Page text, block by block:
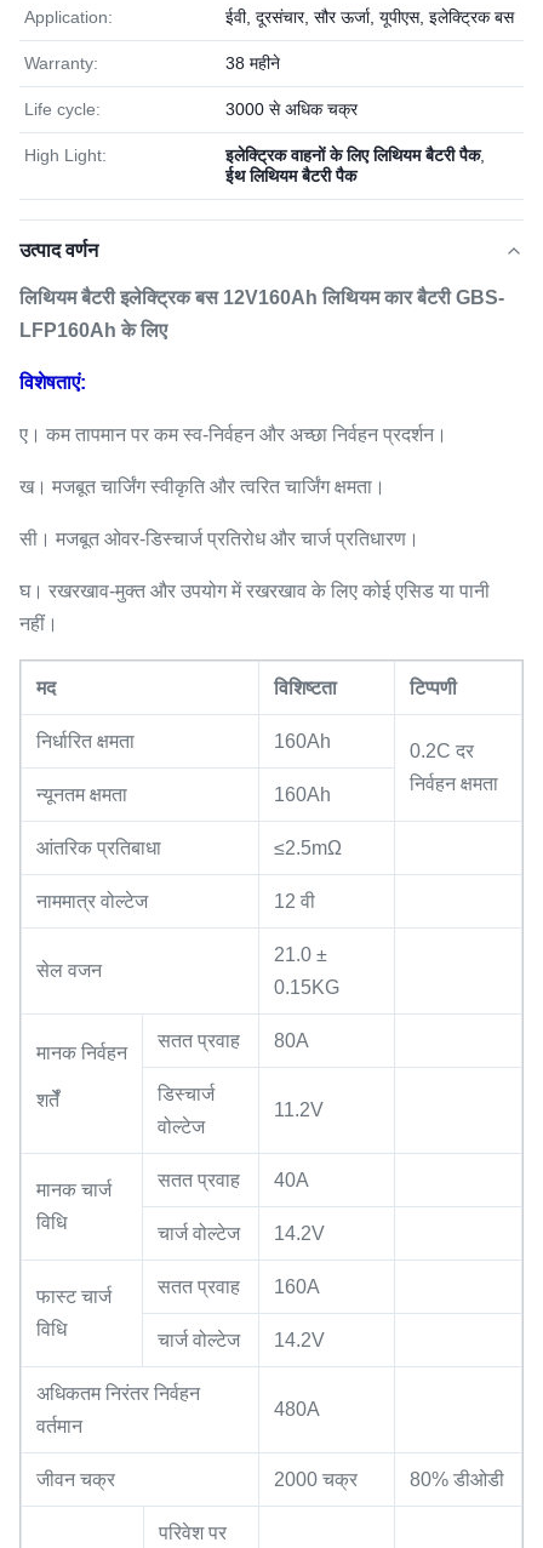
Application: ईवी, दूरसंचार, सौर ऊर्जा, यूपीएस, इलेक्ट्रिक बस
Warranty: 38 महीने
Life cycle: 3000 से अधिक चक्र
High Light: इलेक्ट्रिक वाहनों के लिए लिथियम बैटरी पैक,
ईथ लिथियम बैटरी पैक
उत्पाद वर्णन
लिथियम बैटरी इलेक्ट्रिक बस 12V160Ah लिथियम कार बैटरी GBS-
LFP160Ah के लिए
विशेषताएं:
ए। कम तापमान पर कम स्व-निर्वहन और अच्छा निर्वहन प्रदर्शन।
ख। मजबूत चार्जिंग स्वीकृति और त्वरित चार्जिंग क्षमता।
सी। मजबूत ओवर-डिस्चार्ज प्रतिरोध और चार्ज प्रतिधारण।
घ। रखरखाव-मुक्त और उपयोग में रखरखाव के लिए कोई एसिड या पानी
नहीं।
मद विशिष्टता टिप्पणी
निर्धारित क्षमता 160Ah
0.2C दर
निर्वहन क्षमता
न्यूनतम क्षमता 160Ah
आंतरिक प्रतिबाधा ≤2.5mΩ
नाममात्र वोल्टेज 12 वी
सेल वजन
21.0 ±
0.15KG
मानक निर्वहन
शर्तेँ
सतत प्रवाह 80A
डिस्चार्ज
वोल्टेज
11.2V
मानक चार्ज
विधि
सतत प्रवाह 40A
चार्ज वोल्टेज 14.2V
फास्ट चार्ज
विधि
सतत प्रवाह 160A
चार्ज वोल्टेज 14.2V
अधिकतम निरंतर निर्वहन
वर्तमान
480A
जीवन चक्र 2000 चक्र 80% डीओडी
परिवेश पर